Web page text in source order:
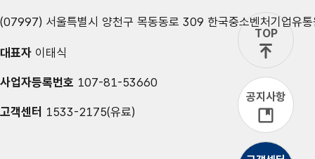
(07997) 서울특별시 양천구 목동동로 309 한국중소벤처기업유통
대표자 이태식
사업자등록번호 107-81-53660
고객센터 1533-2175(유료)
TOP
공지사항